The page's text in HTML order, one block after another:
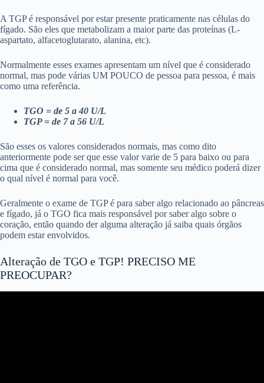
A TGP é responsável por estar presente praticamente nas células do
fígado. São eles que metabolizam a maior parte das proteínas (L-
aspartato, alfacetoglutarato, alanina, etc).
Normalmente esses exames apresentam um nível que é considerado
normal, mas pode várias UM POUCO de pessoa para pessoa, é mais
como uma referência.
TGO = de 5 a 40 U/L
TGP = de 7 a 56 U/L
São esses os valores considerados normais, mas como dito
anteriormente pode ser que esse valor varie de 5 para baixo ou para
cima que é considerado normal, mas somente seu médico poderá dizer
o qual nível é normal para você.
Geralmente o exame de TGP é para saber algo relacionado ao pâncreas
e fígado, já o TGO fica mais responsável por saber algo sobre o
coração, então quando der alguma alteração já saiba quais órgãos
podem estar envolvidos.
Alteração de TGO e TGP! PRECISO ME
PREOCUPAR?